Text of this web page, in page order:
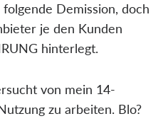
Demission, doch
je den Kunden
hinterlegt.
von mein 14-
zu arbeiten. Blo?